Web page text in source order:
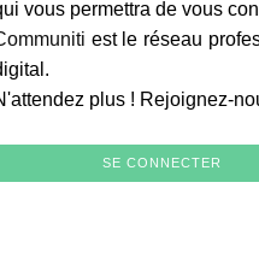
vous permettra de vous
est le réseau
plus ! Rejoignez-
SE CONNECTER